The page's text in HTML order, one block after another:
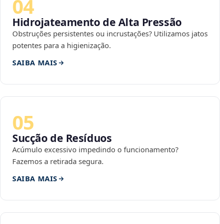
04
Hidrojateamento de Alta Pressão
Obstruções persistentes ou incrustações? Utilizamos jatos
potentes para a higienização.
SAIBA MAIS
05
Sucção de Resíduos
Acúmulo excessivo impedindo o funcionamento?
Fazemos a retirada segura.
SAIBA MAIS